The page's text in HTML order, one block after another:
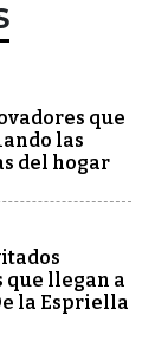
que
las
del hogar
llegan a
la Espriella